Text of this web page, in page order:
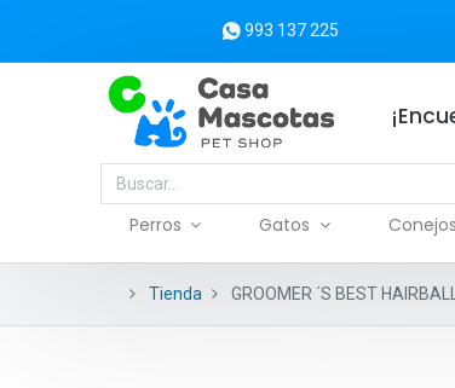
993 137 225
Perros Gatos Conejos
Tienda GROOMER ´S BEST